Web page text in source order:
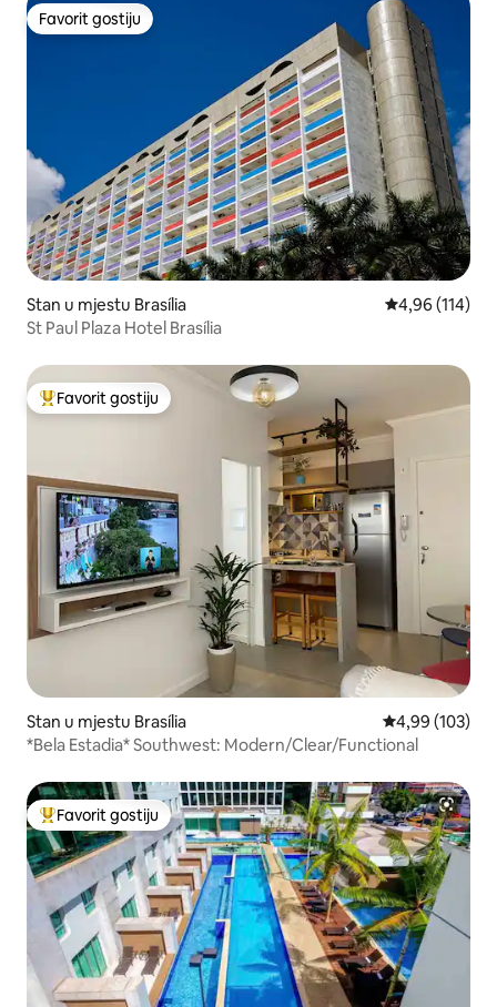
Favorit gostiju
Favorit gostiju
Stan u mjestu Brasília prosječna
4,96 (114)
St Paul Plaza Hotel Brasília
Glavni favorit gostiju
Favorit gostiju
Stan u mjestu Brasília prosječna
4,99 (103)
*Bela Estadia* Southwest: Modern/Clear/Functional
Glavni favorit gostiju
Favorit gostiju